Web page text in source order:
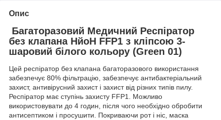
Опис
Багаторазовий Медичний Респіратор
без клапана НйоН FFP1 з кліпсою 3-
шаровий білого кольору (Green 01)
Цей респіратор без клапана багаторазового використання
забезпечує 80% фільтрацію, забезпечує антибактеріальний
захист, антивірусний захист і захист від різних типів пилу.
Респіратор має ступінь захисту FFP1. Можливо
використовувати до 4 годин, після чого необхідно обробити
антисептиком і просушити. Покриваючи рот і ніс, маска